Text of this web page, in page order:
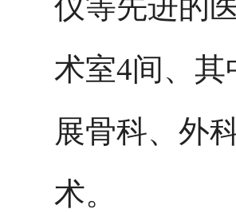
术室4间、
展骨科、外
术。